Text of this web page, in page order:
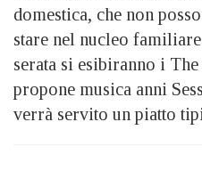
domestica, che non
stare nel nucleo
serata si esibiranno i
propone musica anni
verrà servito un piatto